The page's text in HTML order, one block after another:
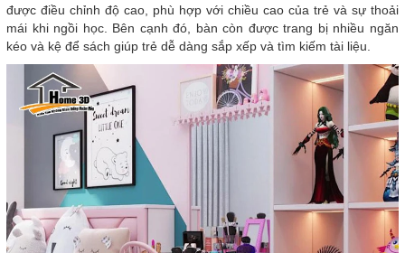
được điều chỉnh độ cao, phù hợp với chiều cao của trẻ và sự thoải
mái khi ngồi học. Bên cạnh đó, bàn còn được trang bị nhiều ngăn
kéo và kệ để sách giúp trẻ dễ dàng sắp xếp và tìm kiếm tài liệu.